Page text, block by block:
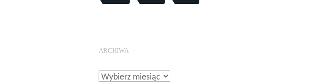
ARCHIWA